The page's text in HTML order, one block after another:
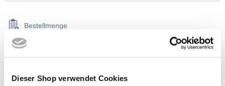
Dieser Shop verwendet Cookies
Bestellmenge